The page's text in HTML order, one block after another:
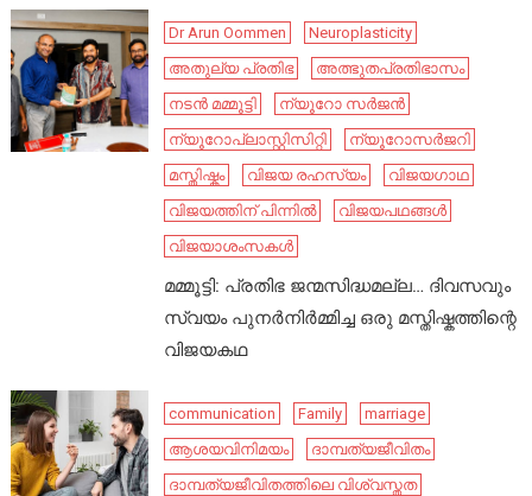
Dr Arun Oommen
Neuroplasticity
അതുല്യ പ്രതിഭ
അത്ഭുതപ്രതിഭാസം
നടൻ മമ്മൂട്ടി
ന്യൂറോ സർജൻ
ന്യൂറോപ്ലാസ്റ്റിസിറ്റി
ന്യൂറോസർജറി
മസ്തിഷ്കം
വിജയ രഹസ്യം
വിജയഗാഥ
വിജയത്തിന് പിന്നിൽ
വിജയപഥങ്ങൾ
വിജയാശംസകൾ
മമ്മൂട്ടി: പ്രതിഭ ജന്മസിദ്ധമല്ല… ദിവസവും
സ്വയം പുനർനിർമ്മിച്ച ഒരു മസ്തിഷ്കത്തിന്റെ
വിജയകഥ
communication Family
marriage
ആശയവിനിമയം
ദാമ്പത്യജീവിതം
ദാമ്പത്യജീവിതത്തിലെ വിശ്വസ്തത